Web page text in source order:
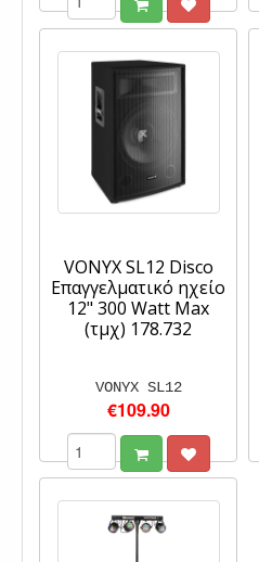
VONYX SL12 Disco
Επαγγελματικό ηχείο
12" 300 Watt Max
(τμχ) 178.732
VONYX SL12
€109.90